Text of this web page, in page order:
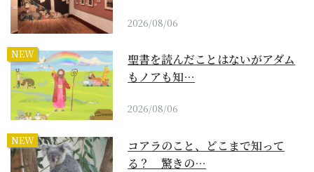
2026/08/06
NEW
聖書を読んだことはないがアダム
もノアも知…
2026/08/06
NEW
コアラのこと、どこまで知って
る？ 驚きの…